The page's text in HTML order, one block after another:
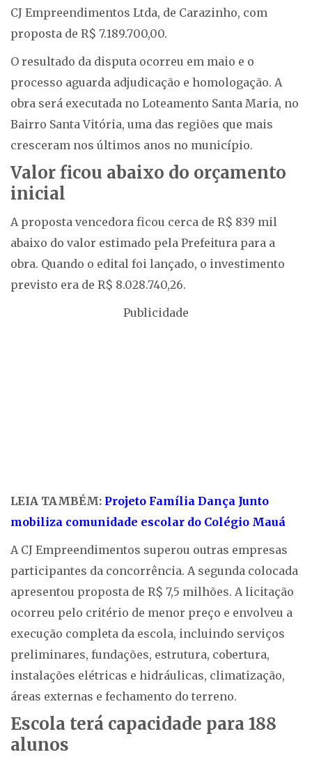
CJ Empreendimentos Ltda, de Carazinho, com
proposta de R$ 7.189.700,00.
O resultado da disputa ocorreu em maio e o
processo aguarda adjudicação e homologação. A
obra será executada no Loteamento Santa Maria, no
Bairro Santa Vitória, uma das regiões que mais
cresceram nos últimos anos no município.
Valor ficou abaixo do orçamento
inicial
A proposta vencedora ficou cerca de R$ 839 mil
abaixo do valor estimado pela Prefeitura para a
obra. Quando o edital foi lançado, o investimento
previsto era de R$ 8.028.740,26.
Publicidade
LEIA TAMBÉM: Projeto Família Dança Junto
mobiliza comunidade escolar do Colégio Mauá
A CJ Empreendimentos superou outras empresas
participantes da concorrência. A segunda colocada
apresentou proposta de R$ 7,5 milhões. A licitação
ocorreu pelo critério de menor preço e envolveu a
execução completa da escola, incluindo serviços
preliminares, fundações, estrutura, cobertura,
instalações elétricas e hidráulicas, climatização,
áreas externas e fechamento do terreno.
Escola terá capacidade para 188
alunos